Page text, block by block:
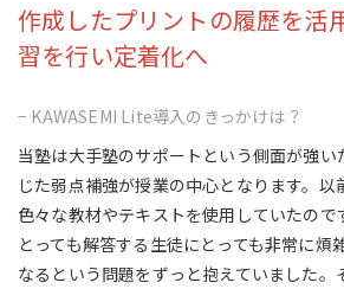
作成したプリントの履歴を活
習を行い定着化へ
− KAWASEMI Lite導入のきっかけは？
当塾は大手塾のサポートという側面が強
じた弱点補強が授業の中心となります。
色々な教材やテキストを使用していたの
とっても解答する生徒にとっても非常に煩
なるという問題をずっと抱えていました。